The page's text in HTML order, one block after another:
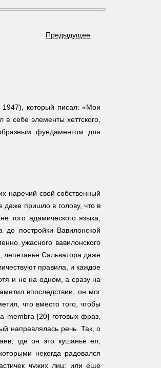
Предыдущее
1947), который писал: «Мои
себе элементы хеттского,
фундаментом для
наречий свой собственный
даже пришло в голову, что в
того адамического языка,
постройки Вавилонской
ужасного вавилонского
лепетанье Сальватора даже
правила, и каждое
и не на одном, а сразу на
впоследствии, он мог
что вместо того, чтобы
membra [20] готовых фраз,
направлялась речь. Так, о
где он это кушанье ел;
некогда радовался
чужих лиц; или еще